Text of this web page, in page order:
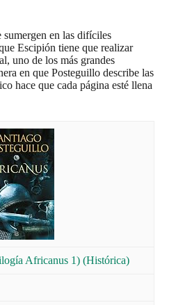
sumergen en las difíciles
Escipión tiene que realizar
uno de los más grandes
en que Posteguillo describe las
hace que cada página esté llena
Africanus 1) (Histórica)